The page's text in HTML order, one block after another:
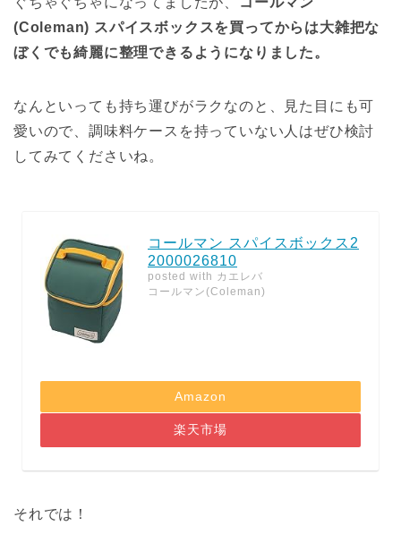
(Coleman) スパイスボックスを買ってからは大雑把な
ぼくでも綺麗に整理できるようになりました。
なんといっても持ち運びがラクなのと、見た目にも可
愛いので、調味料ケースを持っていない人はぜひ検討
してみてくださいね。
コールマン スパイスボックス2
2000026810
posted with カエレバ
コールマン(Coleman)
Amazon
楽天市場
それでは！